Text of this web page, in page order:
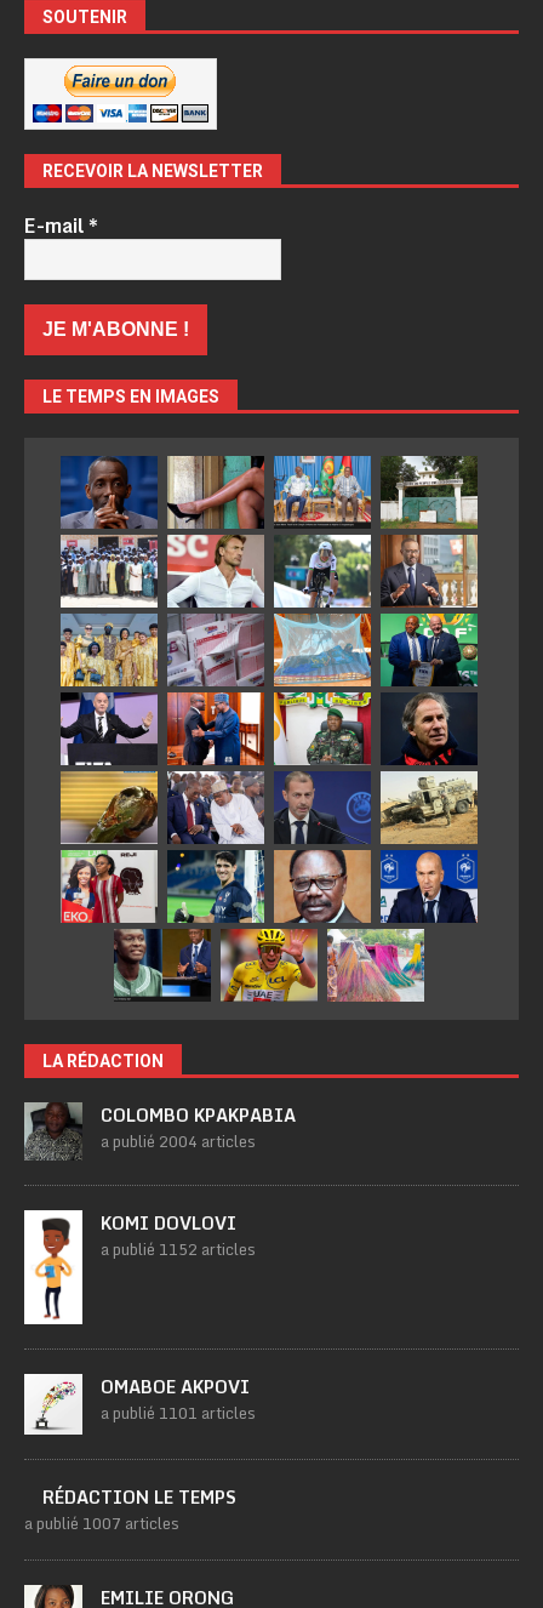
SOUTENIR
RECEVOIR LA NEWSLETTER
E-mail*
LE TEMPS EN IMAGES
LA RÉDACTION
COLOMBO KPAKPABIA
a publié 2004 articles
KOMI DOVLOVI
a publié 1152 articles
OMABOE AKPOVI
a publié 1101 articles
RÉDACTION LE TEMPS
a publié 1007 articles
EMILIE ORONG